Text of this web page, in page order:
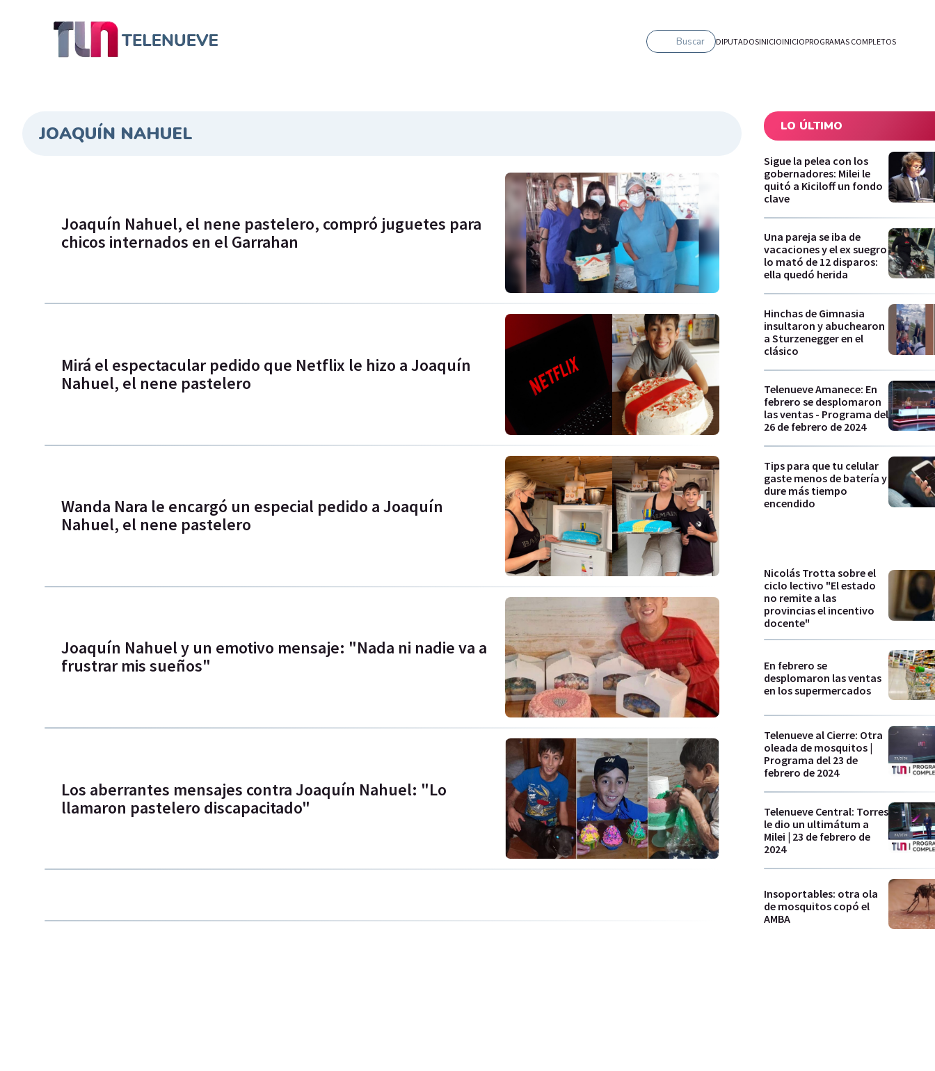
Buscar DIPUTADOSINICIOINICIOPROGRAMAS COMPLETOS
JOAQUÍN NAHUEL
Joaquín Nahuel, el nene pastelero, compró juguetes para
chicos internados en el Garrahan
Mirá el espectacular pedido que Netflix le hizo a Joaquín
Nahuel, el nene pastelero
Wanda Nara le encargó un especial pedido a Joaquín
Nahuel, el nene pastelero
Joaquín Nahuel y un emotivo mensaje: "Nada ni nadie va a
frustrar mis sueños"
Los aberrantes mensajes contra Joaquín Nahuel: "Lo
llamaron pastelero discapacitado"
LO ÚLTIMO
Sigue la pelea con los
gobernadores: Milei le
quitó a Kiciloff un fondo
clave
Una pareja se iba de
vacaciones y el ex suegro
lo mató de 12 disparos:
ella quedó herida
Hinchas de Gimnasia
insultaron y abuchearon
a Sturzenegger en el
clásico
Telenueve Amanece: En
febrero se desplomaron
las ventas - Programa del
26 de febrero de 2024
Tips para que tu celular
gaste menos de batería y
dure más tiempo
encendido
Nicolás Trotta sobre el
ciclo lectivo "El estado
no remite a las
provincias el incentivo
docente"
En febrero se
desplomaron las ventas
en los supermercados
Telenueve al Cierre: Otra
oleada de mosquitos |
Programa del 23 de
febrero de 2024
Telenueve Central: Torres
le dio un ultimátum a
Milei | 23 de febrero de
2024
Insoportables: otra ola
de mosquitos copó el
AMBA